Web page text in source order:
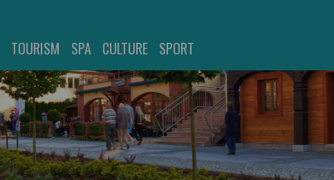
TOURISM SPA CULTURE SPORT